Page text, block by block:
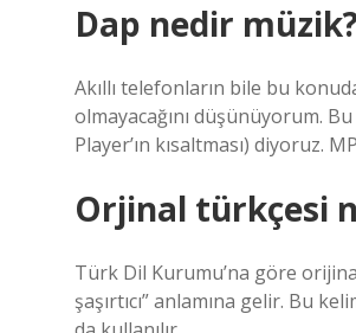
Dap nedir
Akıllı telefonların bile bu
olmayacağını düşünüyorum.
Player’ın kısaltması) diyoruz.
Orjinal türkçesi
Türk Dil Kurumu’na göre
şaşırtıcı” anlamına gelir. Bu